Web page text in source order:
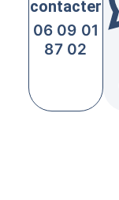
contacter
06 09 01
87 02